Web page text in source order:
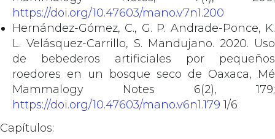
https://doi.org/10.47603/mano.v7n1.200
Hernández-Gómez, C., G. P. Andrade-Ponce, K.
L. Velásquez-Carrillo, S. Mandujano. 2020. Uso
de bebederos artificiales por pequeños
roedores en un bosque seco de Oaxaca, Mé
Mammalogy Notes 6(2), 179;
https://doi.org/10.47603/mano.v6n1.179 1/6
Capítulos: